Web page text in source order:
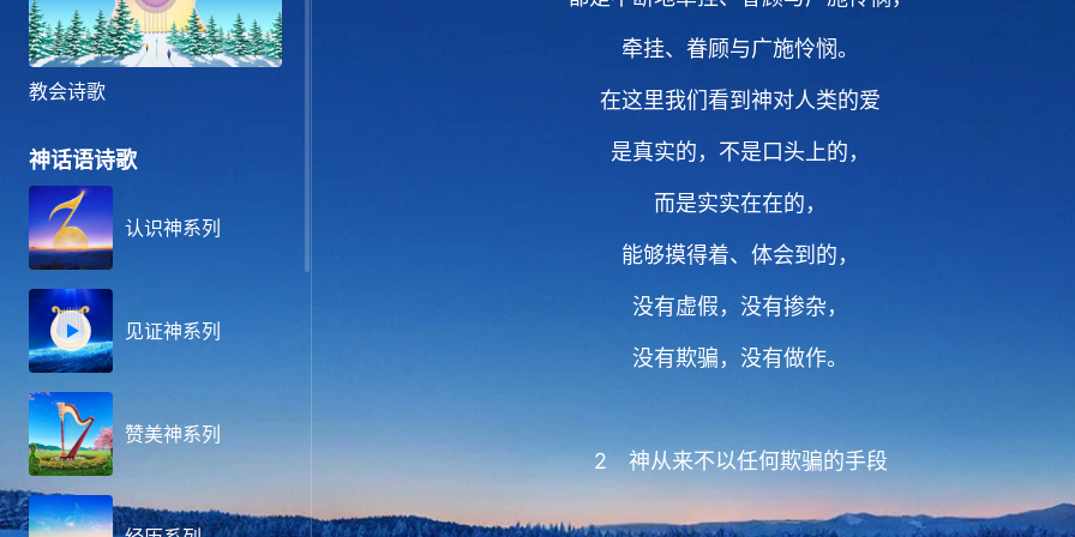
教会诗歌
神话语诗歌
认识神系列
见证神系列
赞美神系列
牵挂、眷顾与广施怜悯。
在这里我们看到神对人类的爱
是真实的，不是口头上的，
而是实实在在的，
能够摸得着、体会到的，
没有虚假，没有掺杂，
没有欺骗，没有做作。
2 神从来不以任何欺骗的手段
或者是制造假象